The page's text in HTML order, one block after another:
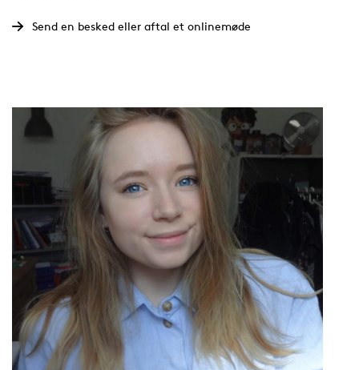
Send en besked eller aftal et onlinemøde